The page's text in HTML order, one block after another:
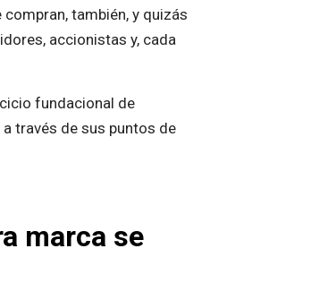
también, y quizás
accionistas y, cada
fundacional de
través de sus puntos de
marca se